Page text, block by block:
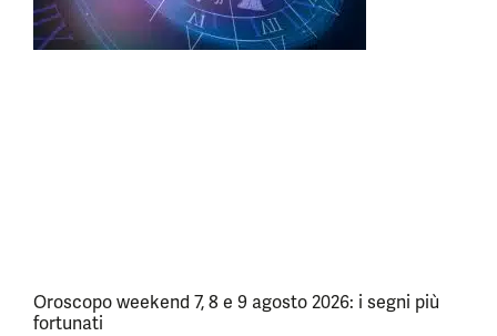
Oroscopo weekend 7, 8 e 9 agosto 2026: i segni più
fortunati